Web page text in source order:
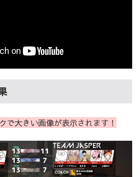
で大きい画像が表示されます！